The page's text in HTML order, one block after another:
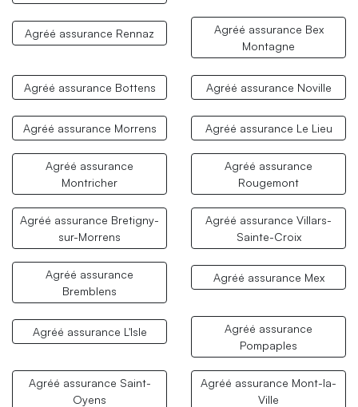
Agréé assurance Rennaz
Agréé assurance Bex
Montagne
Agréé assurance Bottens Agréé assurance Noville
Agréé assurance Morrens Agréé assurance Le Lieu
Agréé assurance
Montricher
Agréé assurance
Rougemont
Agréé assurance Bretigny-
sur-Morrens
Agréé assurance Villars-
Sainte-Croix
Agréé assurance
Bremblens
Agréé assurance Mex
Agréé assurance L'Isle
Agréé assurance
Pompaples
Agréé assurance Saint-
Oyens
Agréé assurance Mont-la-
Ville